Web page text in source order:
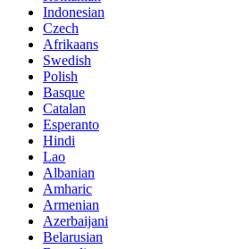
Indonesian
Czech
Afrikaans
Swedish
Polish
Basque
Catalan
Esperanto
Hindi
Lao
Albanian
Amharic
Armenian
Azerbaijani
Belarusian